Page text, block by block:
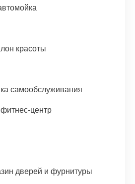
красоты
самообслуживания
центр
дверей и фурнитуры